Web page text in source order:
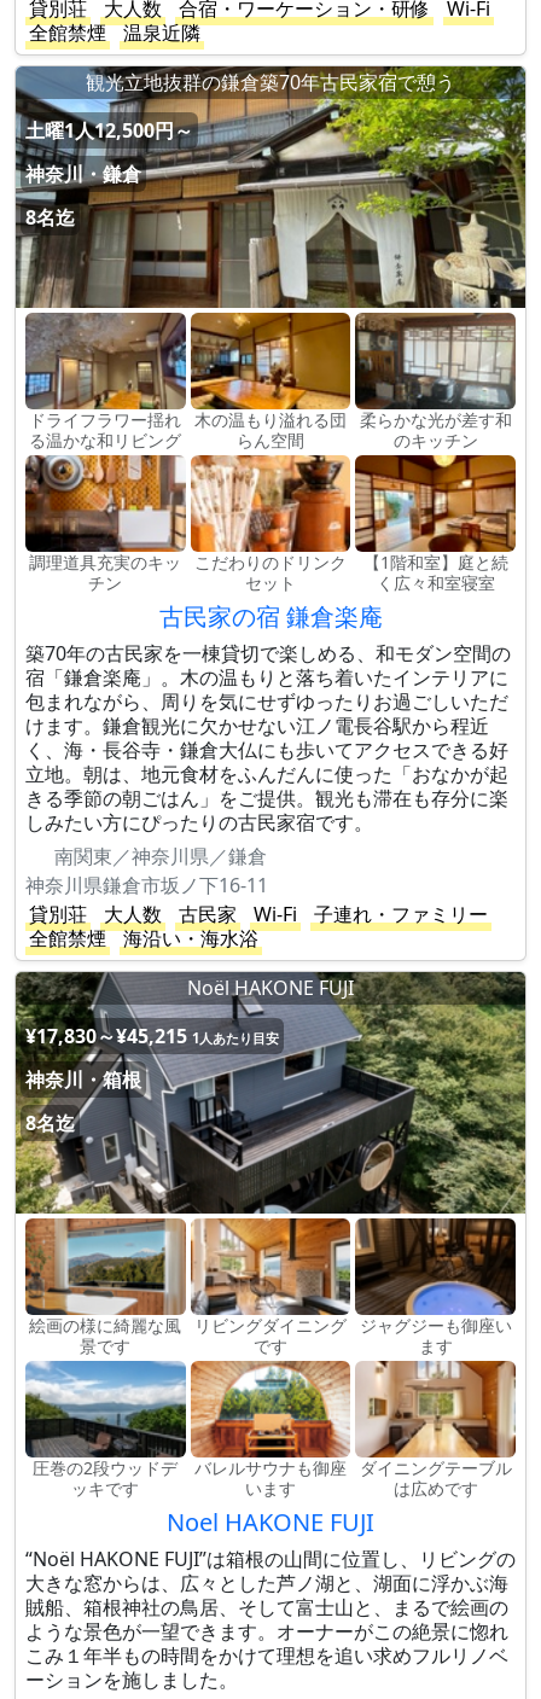
貸別荘 大人数 合宿・ワーケーション・研修
Wi-Fi
全館禁煙
温泉近隣
観光立地抜群の鎌倉築70年古民家宿で憩う
土曜1人12,500円～
神奈川・鎌倉
8名迄
ドライフラワー揺れ
る温かな和リビング
木の温もり溢れる団
らん空間
柔らかな光が差す和
のキッチン
調理道具充実のキッ
チン
こだわりのドリンク
セット
【1階和室】庭と続
く広々和室寝室
古民家の宿 鎌倉楽庵
築70年の古民家を一棟貸切で楽しめる、和モダン空間の
宿「鎌倉楽庵」。木の温もりと落ち着いたインテリアに
包まれながら、周りを気にせずゆったりお過ごしいただ
けます。鎌倉観光に欠かせない江ノ電長谷駅から程近
く、海・長谷寺・鎌倉大仏にも歩いてアクセスできる好
立地。朝は、地元食材をふんだんに使った「おなかが起
きる季節の朝ごはん」をご提供。観光も滞在も存分に楽
しみたい方にぴったりの古民家宿です。
南関東／神奈川県／鎌倉
神奈川県鎌倉市坂ノ下16-11
貸別荘
大人数 古民家 Wi-Fi
子連れ・ファミリー
全館禁煙
海沿い・海水浴
Noël HAKONE FUJI
¥17,830～¥45,215 1人あたり目安
神奈川・箱根
8名迄
絵画の様に綺麗な風
景です
リビングダイニング
です
ジャグジーも御座い
ます
圧巻の2段ウッドデ
ッキです
バレルサウナも御座
います
ダイニングテーブル
は広めです
Noel HAKONE FUJI
“Noël HAKONE FUJI”は箱根の山間に位置し、リビングの
大きな窓からは、広々とした芦ノ湖と、湖面に浮かぶ海
賊船、箱根神社の鳥居、そして富士山と、まるで絵画の
ような景色が一望できます。オーナーがこの絶景に惚れ
こみ１年半もの時間をかけて理想を追い求めフルリノベ
ーションを施しました。